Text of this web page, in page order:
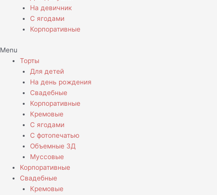
На девичник
С ягодами
Корпоративные
Menu
Торты
Для детей
На день рождения
Свадебные
Корпоративные
Кремовые
С ягодами
С фотопечатью
Объемные 3Д
Муссовые
Корпоративные
Свадебные
Кремовые